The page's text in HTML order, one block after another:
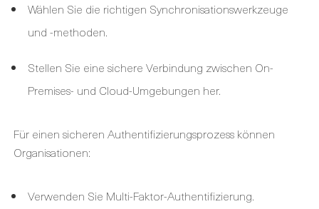
Wählen Sie die richtigen Synchronisationswerkzeuge
und -methoden.
Stellen Sie eine sichere Verbindung zwischen On-
Premises- und Cloud-Umgebungen her.
Für einen sicheren Authentifizierungsprozess können
Organisationen:
Verwenden Sie Multi-Faktor-Authentifizierung.